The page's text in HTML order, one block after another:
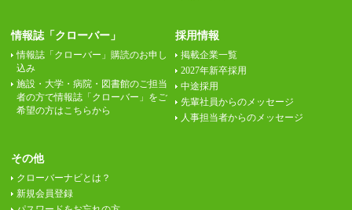
情報誌「クローバー」
情報誌「クローバー」購読のお申し
込み
施設・大学・病院・図書館のご担当
者の方で情報誌「クローバー」をご
希望の方はこちらから
採用情報
掲載企業一覧
2027年新卒採用
中途採用
先輩社員からのメッセージ
人事担当者からのメッセージ
その他
クローバーナビとは？
新規会員登録